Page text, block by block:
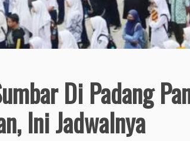
Di Padang
Ini Jadwalnya